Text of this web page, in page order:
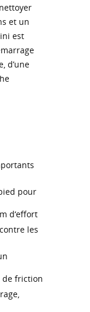
et un
est
d’une
pour
d‘effort
les
de friction